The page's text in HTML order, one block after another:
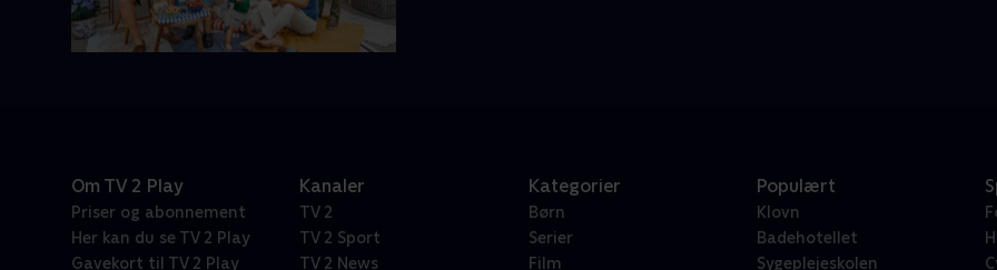
Om TV 2 Play
Priser og abonnement
Her kan du se TV 2 Play
Gavekort til TV 2 Play
Kanaler
TV 2
TV 2 Sport
TV 2 News
Kategorier
Børn
Serier
Film
Populært
Klovn
Badehotellet
Sygeplejeskolen